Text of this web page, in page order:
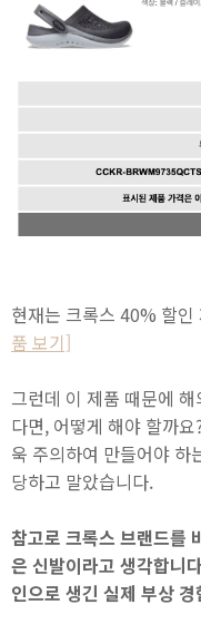
현재는 크록스 40% 할
품 보기]
그런데 이 제품 때문에
다면, 어떻게 해야 할까
욱 주의하여 만들어야 하
당하고 말았습니다.
참고로 크록스 브랜드를
은 신발이라고 생각합니
인으로 생긴 실제 부상